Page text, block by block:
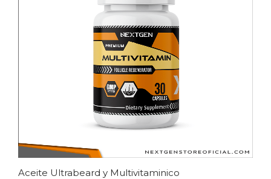
Aceite Ultrabeard y Multivitaminico